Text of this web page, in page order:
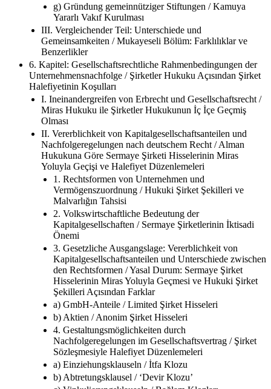
g) Gründung gemeinnütziger Stiftungen / Kamuya
Yararlı Vakıf Kurulması
III. Vergleichender Teil: Unterschiede und
Gemeinsamkeiten / Mukayeseli Bölüm: Farklılıklar ve
Benzerlikler
6. Kapitel: Gesellschaftsrechtliche Rahmenbedingungen der
Unternehmensnachfolge / Şirketler Hukuku Açısından Şirket
Halefiyetinin Koşulları
I. Ineinandergreifen von Erbrecht und Gesellschaftsrecht /
Miras Hukuku ile Şirketler Hukukunun İç İçe Geçmiş
Olması
II. Vererblichkeit von Kapitalgesellschaftsanteilen und
Nachfolgeregelungen nach deutschem Recht / Alman
Hukukuna Göre Sermaye Şirketi Hisselerinin Miras
Yoluyla Geçişi ve Halefiyet Düzenlemeleri
1. Rechtsformen von Unternehmen und
Vermögenszuordnung / Hukuki Şirket Şekilleri ve
Malvarlığın Tahsisi
2. Volkswirtschaftliche Bedeutung der
Kapitalgesellschaften / Sermaye Şirketlerinin İktisadi
Önemi
3. Gesetzliche Ausgangslage: Vererblichkeit von
Kapitalgesellschaftsanteilen und Unterschiede zwischen
den Rechtsformen / Yasal Durum: Sermaye Şirket
Hisselerinin Miras Yoluyla Geçmesi ve Hukuki Şirket
Şekilleri Açısından Farklar
a) GmbH-Anteile / Limited Şirket Hisseleri
b) Aktien / Anonim Şirket Hisseleri
4. Gestaltungsmöglichkeiten durch
Nachfolgeregelungen im Gesellschaftsvertrag / Şirket
Sözleşmesiyle Halefiyet Düzenlemeleri
a) Einziehungsklauseln / İtfa Klozu
b) Abtretungsklausel / ‘Devir Klozu’